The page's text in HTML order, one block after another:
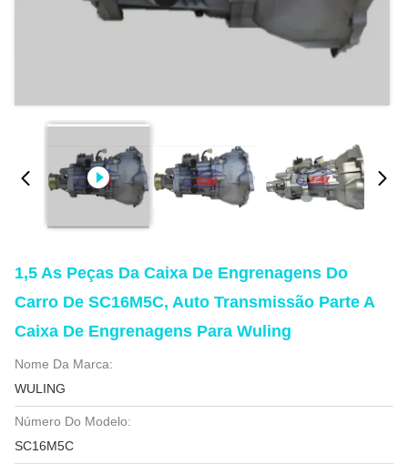
1,5 As Peças Da Caixa De Engrenagens Do
Carro De SC16M5C, Auto Transmissão Parte A
Caixa De Engrenagens Para Wuling
Nome Da Marca:
WULING
Número Do Modelo:
SC16M5C